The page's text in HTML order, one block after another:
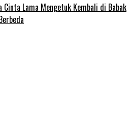
Cinta Lama Mengetuk Kembali di Babak